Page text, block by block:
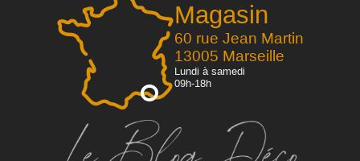
Magasin
60 rue Jean Martin
13005 Marseille
Lundi à samedi
09h-18h